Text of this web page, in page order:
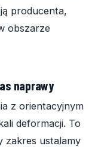
producenta,
obszarze
naprawy
z orientacyjnym
deformacji. To
ustalamy